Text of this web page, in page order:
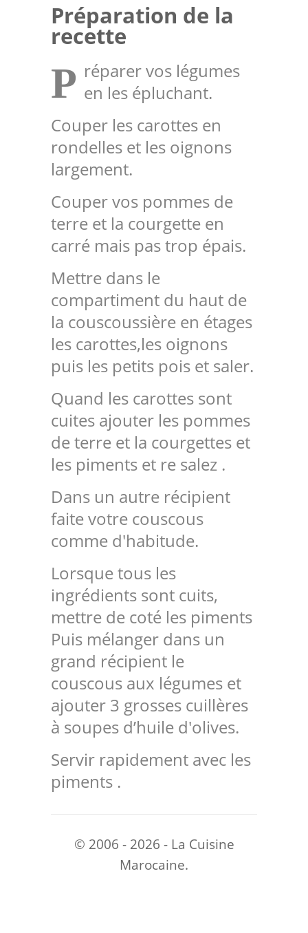
Préparation de la
recette
P réparer vos légumes
en les épluchant.
Couper les carottes en
rondelles et les oignons
largement.
Couper vos pommes de
terre et la courgette en
carré mais pas trop épais.
Mettre dans le
compartiment du haut de
la couscoussière en étages
les carottes,les oignons
puis les petits pois et saler.
Quand les carottes sont
cuites ajouter les pommes
de terre et la courgettes et
les piments et re salez .
Dans un autre récipient
faite votre couscous
comme d'habitude.
Lorsque tous les
ingrédients sont cuits,
mettre de coté les piments
Puis mélanger dans un
grand récipient le
couscous aux légumes et
ajouter 3 grosses cuillères
à soupes d’huile d'olives.
Servir rapidement avec les
piments .
© 2006 - 2026 - La Cuisine
Marocaine.